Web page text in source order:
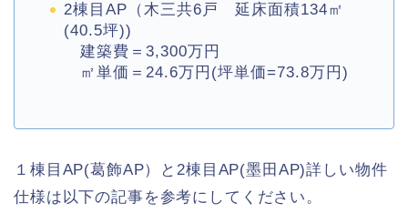
2棟目AP（木三共6戸 延床面積134㎡
(40.5坪))
建築費＝3,300万円
㎡単価＝24.6万円(坪単価=73.8万円)
１棟目AP(葛飾AP）と2棟目AP(墨田AP)詳しい物件
仕様は以下の記事を参考にしてください。